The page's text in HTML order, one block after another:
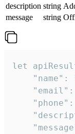
description string
message
string
let
"name":